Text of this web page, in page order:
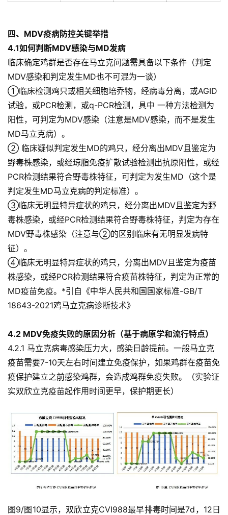
四、MDV疫病防控关键举措
4.1如何判断MDV感染与MD发病
临床确定鸡群是否存在马立克问题需具备以下条件（判定
MDV感染和判定发生MD也不可混为一谈）
①临床检测鸡只或相关细胞培乔物，经病毒分离，或AGID
试验，或PCR检测，或q-PCR检测，具中 一种方法检测为
阳性，可判定为MDV感染（注意是MDV感染，而不是发生
MD马立克病）。
② 临床疑似判定发生MD的鸡只，经分离出MDV且鉴定为
野毒株感染，或经琼脂免疫扩散试验检测出抗原阳性，或经
PCR检测结果符合野毒株特征，可判定为发生MD（这个是
判定发生MD马立克病的判定标准）。
③临床无明显特异症状的鸡只，经分离出MDV且鉴定为野
毒株感染，或经PCR检测结果符合野毒株特征，判定为存在
MDV野毒株感染（注意与②的区别临床有无明显发病特
征）。
④临床无明显特异症状的鸡只，分离出MDV且鉴定为疫苗
株感染，或经PCR检测结果符合疫苗株特征，判定为正常的
MD疫苗免疫。*引自《中华人民共和国国家标准-GB/T
18643-2021鸡马立克病诊断技术》
4.2 MDV免疫失败的原因分析（基于病原学和流行特点）
4.2.1 马立克病毒感染压力大，感染日龄提前。一般马立克
疫苗需要7-10天左右时间建立免疫保护，如果鸡群在疫苗免
疫保护建立之前感染鸡群，会造成鸡群免疫失败。（实验证
实双欣立克疫苗起作用时间更早，保护期更长）
图9/图10显示，双欣立克CVI988最早排毒时间是7d，12日